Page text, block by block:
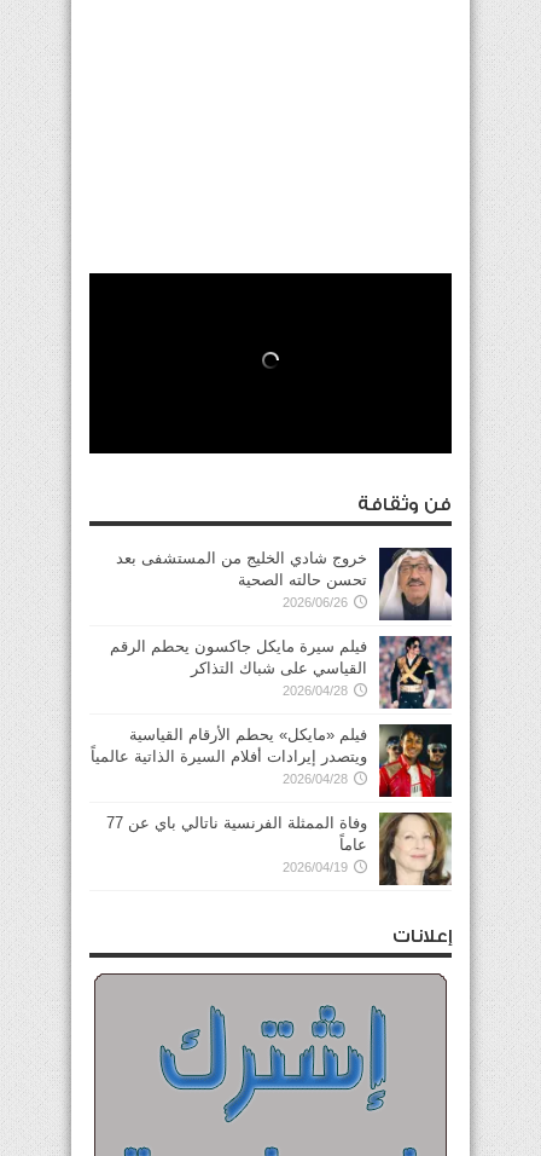
فن وثقافة
خروج شادي الخليج من المستشفى بعد
تحسن حالته الصحية
2026/06/26
فيلم سيرة مايكل جاكسون يحطم الرقم
القياسي على شباك التذاكر
2026/04/28
فيلم «مايكل» يحطم الأرقام القياسية
ويتصدر إيرادات أفلام السيرة الذاتية عالمياً
2026/04/28
وفاة الممثلة الفرنسية ناتالي باي عن 77
عاماً
2026/04/19
إعلانات